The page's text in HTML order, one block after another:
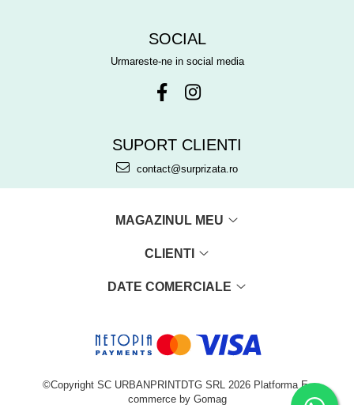
SOCIAL
Urmareste-ne in social media
SUPORT CLIENTI
contact@surprizata.ro
MAGAZINUL MEU
CLIENTI
DATE COMERCIALE
©Copyright SC URBANPRINTDTG SRL 2026 Platforma E-
commerce by Gomag